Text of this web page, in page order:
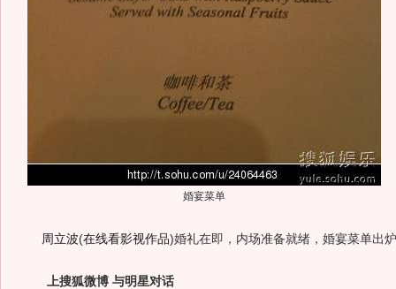
婚宴菜单
周立波(在线看影视作品)婚礼在即，内场准备就绪，婚宴菜单出
上搜狐微博 与明星对话